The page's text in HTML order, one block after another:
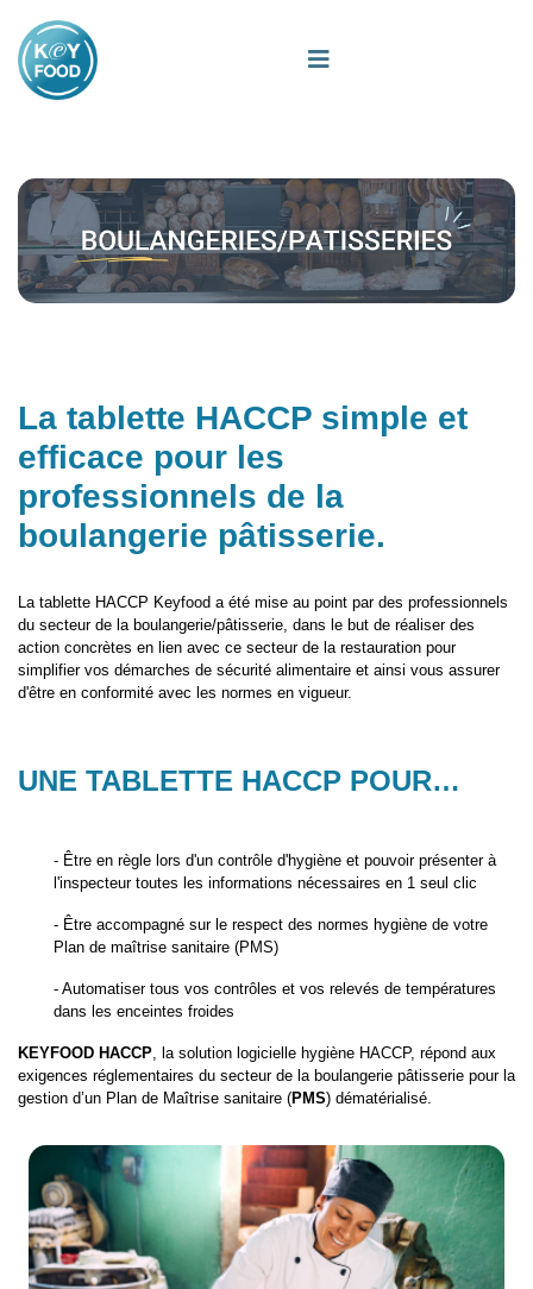
La tablette HACCP simple et
efficace pour les
professionnels de la
boulangerie pâtisserie.
La tablette HACCP Keyfood a été mise au point par des professionnels
du secteur de la boulangerie/pâtisserie, dans le but de réaliser des
action concrètes en lien avec ce secteur de la restauration pour
simplifier vos démarches de sécurité alimentaire et ainsi vous assurer
d'être en conformité avec les normes en vigueur.
UNE TABLETTE HACCP POUR…
- Être en règle lors d'un contrôle d'hygiène et pouvoir présenter à
l'inspecteur toutes les informations nécessaires en 1 seul clic
- Être accompagné sur le respect des normes hygiène de votre
Plan de maîtrise sanitaire (PMS)
- Automatiser tous vos contrôles et vos relevés de températures
dans les enceintes froides
KEYFOOD HACCP la solution logicielle hygiène HACCP, répond aux
exigences réglementaires du secteur de la boulangerie pâtisserie pour la
gestion d’un Plan de Maîtrise sanitaire (PMS) dématérialisé.